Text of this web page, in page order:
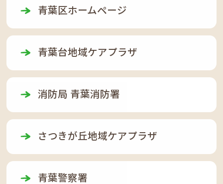
青葉区ホームページ
青葉台地域ケアプラザ
消防局 青葉消防署
さつきが丘地域ケアプラザ
青葉警察署